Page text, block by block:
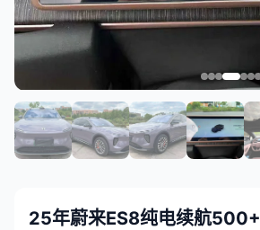
25年蔚来ES8纯电续航500+